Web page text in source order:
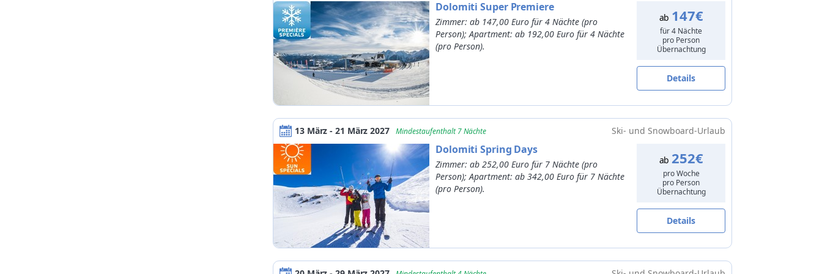
Dolomiti Super Premiere
Zimmer: ab 147,00 Euro für 4 Nächte (pro
Person); Apartment: ab 192,00 Euro für 4 Nächte
(pro Person).
ab 147€
für 4 Nächte
pro Person
Übernachtung
Details
13 März - 21 März 2027 Mindestaufenthalt 7 Nächte Ski- und Snowboard-Urlaub
Dolomiti Spring Days
Zimmer: ab 252,00 Euro für 7 Nächte (pro
Person); Apartment: ab 342,00 Euro für 7 Nächte
(pro Person).
ab 252€
pro Woche
pro Person
Übernachtung
Details